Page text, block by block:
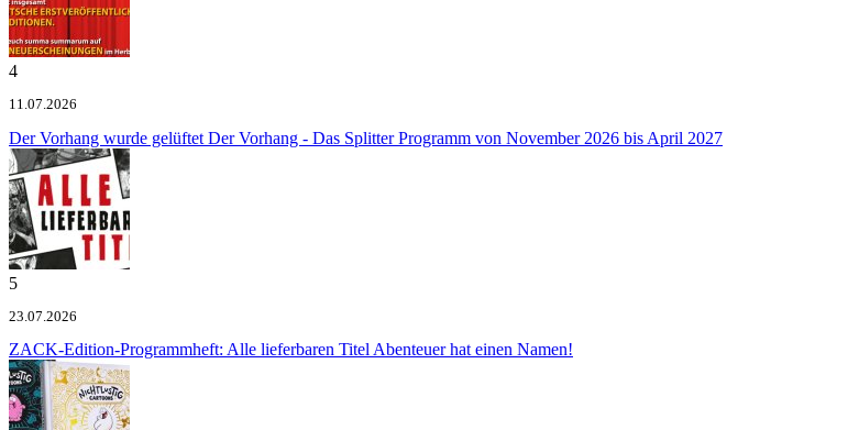
4
11.07.2026
Der Vorhang wurde gelüftet Der Vorhang - Das Splitter Programm von November 2026 bis April 2027
5
23.07.2026
ZACK-Edition-Programmheft: Alle lieferbaren Titel Abenteuer hat einen Namen!